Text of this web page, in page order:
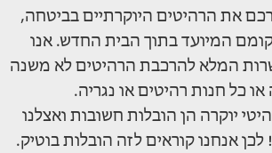
את הרהיטים היוקרתיים בביטחה,
המיועד בתוך הבית החדש. אנו
המלא להרכבת הרהיטים לא משנה
יוקרה הן הובלות חשובות ואצלנו
אנחנו קוראים לזה הובלות בוטיק.